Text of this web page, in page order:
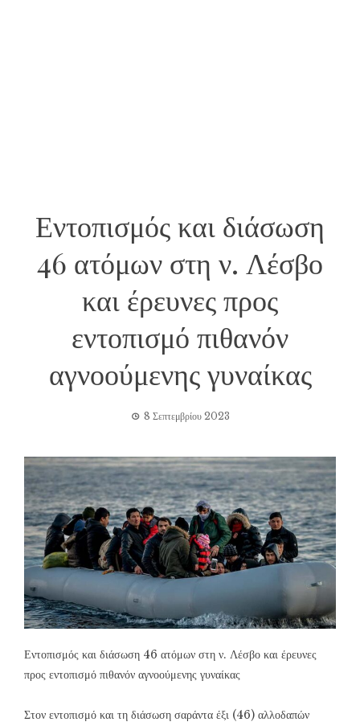
Εντοπισμός και διάσωση
46 ατόμων στη ν. Λέσβο
και έρευνες προς
εντοπισμό πιθανόν
αγνοούμενης γυναίκας
8 Σεπτεμβρίου 2023
Εντοπισμός και διάσωση 46 ατόμων στη ν. Λέσβο και έρευνες
προς εντοπισμό πιθανόν αγνοούμενης γυναίκας
Στον εντοπισμό και τη διάσωση σαράντα έξι (46) αλλοδαπών